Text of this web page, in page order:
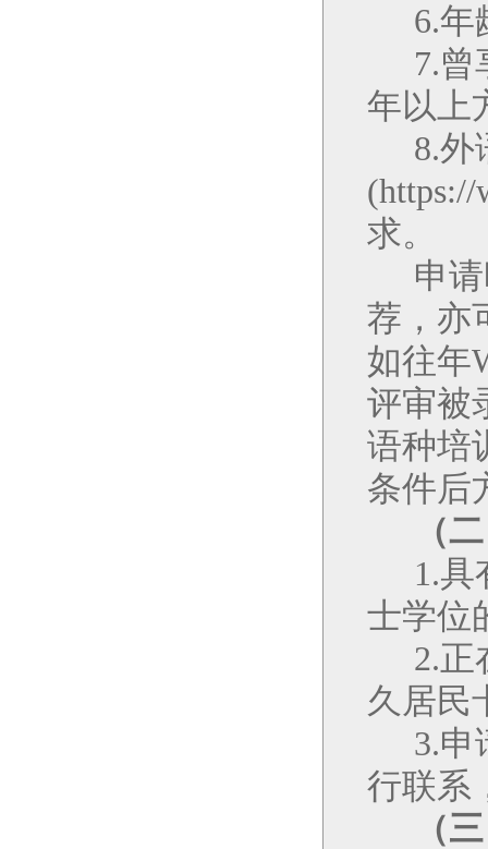
6.年
7.曾
年以上
8.外
(https://
求。
申
荐，亦
如往年
评审被
语种培
条件后
（
1.具
士学位
2.正
久居民
3.申
行联系
（